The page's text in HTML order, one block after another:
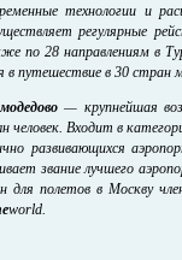
технологии и
регулярные
по 28 направлениям в
путешествие в 30 стран
— крупнейшая
человек. Входит в
развивающихся
звание лучшего
для полетов в Москву
world.